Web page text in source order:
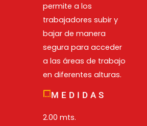
permite a los
trabajadores subir y
bajar de manera
segura para acceder
a las áreas de trabajo
en diferentes alturas.
MEDIDAS
2.00 mts.